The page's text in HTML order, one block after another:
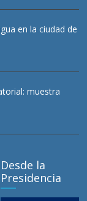
en la ciudad de
muestra
Desde la
Presidencia